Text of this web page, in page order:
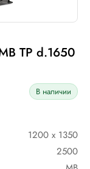
TP d.1650
В наличии
1200 х 1350
2500